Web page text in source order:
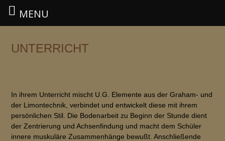
springen
UNTERRICHT
In ihrem Unterricht mischt U.G. Elemente aus der Graham- und
der Limontechnik, verbindet und entwickelt diese mit ihrem
persönlichen Stil. Die Bodenarbeit zu Beginn der Stunde dient
der Zentrierung und Achsenfindung und macht dem Schüler
innere muskuläre Zusammenhänge bewußt. Anschließende
MENU